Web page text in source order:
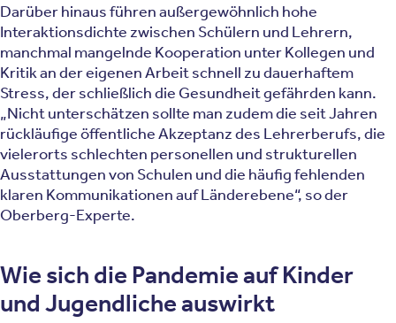
Darüber hinaus führen außergewöhnlich hohe
Interaktionsdichte zwischen Schülern und Lehrern,
manchmal mangelnde Kooperation unter Kollegen und
Kritik an der eigenen Arbeit schnell zu dau­erhaftem
Stress, der schließlich die Gesundheit gefährden kann.
„Nicht unterschätzen sollte man zudem die seit Jahren
rückläufige öffentliche Akzeptanz des Lehrerberufs, die
vielerorts schlech­ten personellen und strukturellen
Ausstattungen von Schulen und die häufig fehlenden
klaren Kommunikationen auf Länderebene“, so der
Oberberg-Experte.
Wie sich die Pandemie auf Kinder
und Jugendliche auswirkt